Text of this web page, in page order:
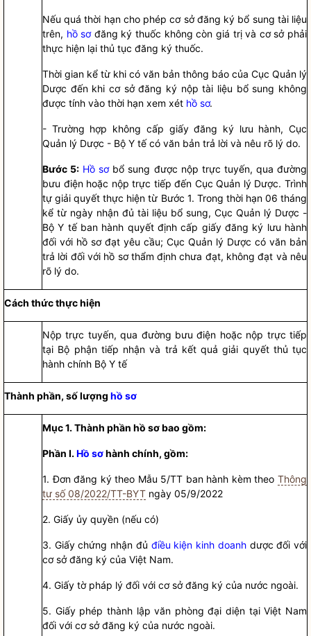
Nếu quá thời hạn cho phép cơ sở đăng ký bổ sung tài liệu
trên, hồ sơđăng ký thuốc không còn giá trị và cơ sở phải
thực hiện lại thủ tục đăng ký thuốc.
Thời gian kể từ khi có văn bản thông báo của Cục Quản lý
Dược đến khi cơ sở đăng ký nộp tài liệu bổ sung không
được tính vào thời hạn xem xét hồ sơ.
- Trường hợp không cấp giấy đăng ký lưu hành, Cục
Quản lý Dược - Bộ Y tế có văn bản trả lời và nêu rõ lý do.
Bước 5: Hồ sơbổ sung được nộp trực tuyến, qua đường
bưu điện hoặc nộp trực tiếp đến Cục Quản lý Dược. Trình
tự giải quyết thực hiện từ Bước 1. Trong thời hạn 06 tháng
kể từ ngày nhận đủ tài liệu bổ sung, Cục Quản lý Dược -
Bộ Y tế ban hành quyết định cấp giấy đăng ký lưu hành
đối với hồ sơđạt yêu cầu; Cục Quản lý Dược có văn bản
trả lời đối với hồ sơthẩm định chưa đạt, không đạt và nêu
rõ lý do.
Cách thức thực hiện
Nộp trực tuyến, qua đường bưu điện hoặc nộp trực tiếp
tại Bộ phận tiếp nhận và trả kết quả giải quyết thủ tục
hành chính Bộ Y tế
Thành phần, số lượng hồ sơ
Mục 1. Thành phần hồ sơ bao gồm:
Phần I.Hồ sơhành chính, gồm:
1. Đơn đăng ký theo Mẫu 5/TT ban hành kèm theo Thông
tư số 08/2022/TT-BYT ngày 05/9/2022
2. Giấy ủy quyền (nếu có)
3. Giấy chứng nhận đủ điều kiện kinh doanhdược đối với
cơ sở đăng ký của Việt Nam.
4. Giấy tờ pháp lý đối với cơ sở đăng ký của nước ngoài.
5. Giấy phép thành lập văn phòng đại diện tại Việt Nam
đối với cơ sở đăng ký của nước ngoài.